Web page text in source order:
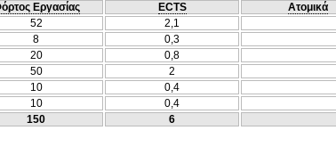
Εργασίας ECTS Ατομικά
52
2,1
8
0,3
20
0,8
50
2
10
0,4
10
0,4
150 6